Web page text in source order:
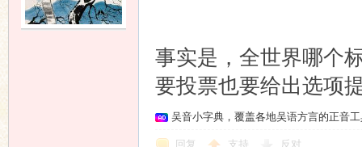
事实是，全世界哪个
要投票也要给出选项
吴音小字典，覆盖各地吴语方言的正音
回复 支持 反对